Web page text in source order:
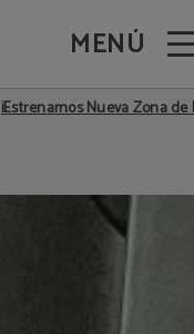
MENÚ
¡Estrenamos Nueva Zona